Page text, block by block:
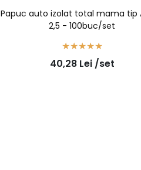
Papuc auto izolat total mama tip
2,5 - 100buc/set
40,28 Lei /set